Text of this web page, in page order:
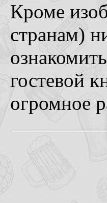
Кроме
странам)
гостевой
огромное